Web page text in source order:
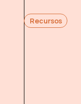
Recursos